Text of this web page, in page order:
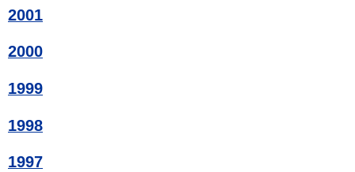
2001
2000
1999
1998
1997